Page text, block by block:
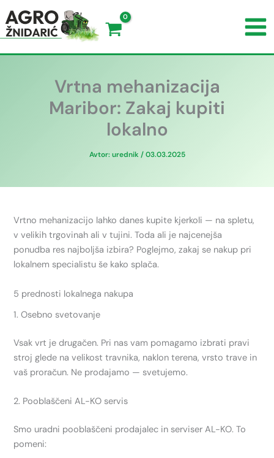
Vrtna mehanizacija
Maribor: Zakaj kupiti
lokalno
Avtor: urednik /03.03.2025
Vrtno mehanizacijo lahko danes kupite kjerkoli — na spletu,
v velikih trgovinah ali v tujini. Toda ali je najcenejša
ponudba res najboljša izbira? Poglejmo, zakaj se nakup pri
lokalnem specialistu še kako splača.
5 prednosti lokalnega nakupa
1. Osebno svetovanje
Vsak vrt je drugačen. Pri nas vam pomagamo izbrati pravi
stroj glede na velikost travnika, naklon terena, vrsto trave in
vaš proračun. Ne prodajamo — svetujemo.
2. Pooblaščeni AL-KO servis
Smo uradni pooblaščeni prodajalec in serviser AL-KO. To
pomeni: